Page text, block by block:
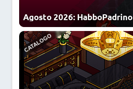
Agosto 2026: HabboPadrino
OFFERTA